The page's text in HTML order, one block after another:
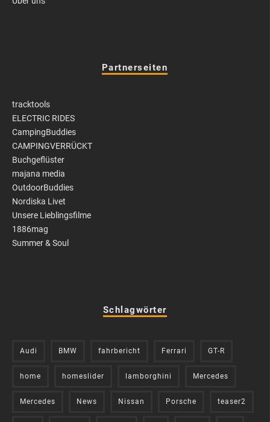
Partnerseiten
tracktools
ELECTRIC RIDES
CampingBuddies
CAMPINGVERRÜCKT
Buchgeflüster
majana media
OutdoorBuddies
Nordiska Livet
Unsere Lieblingsfilme
1886mag
Summer & Soul
Schlagwörter
Audi BMW fahrbericht Ferrari GT-R
home homeslider lamborghini Mercedes
Mercedes News Nissan Porsche teaser2